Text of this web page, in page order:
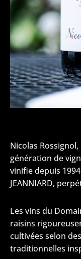
Nicolas
génération de
vinifie depuis
JEANNIARD,
Les vins du
raisins
cultivées selon
traditionnelles